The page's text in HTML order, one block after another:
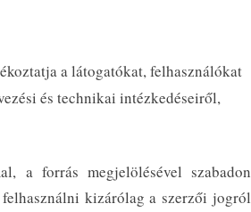
a látogatókat, felhasználókat
és technikai intézkedéseiről,
a forrás megjelölésével szabadon
kizárólag a szerzői jogról